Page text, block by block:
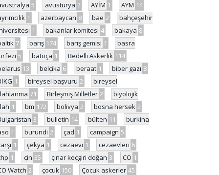
5 avusturya 2 AYİM 1 AYM 14
1 azerbaycan 8 bae 2
bahçeşehir
1 bakanlar komitesi 4 bakaya 8
7 barış 174 barış gemisi 1
basra
5 batoça 1 Bedelli Askerlik 114
13 belçika 6 beraat 1 biber gazı 8
1 bireysel başvuru 2
bireysel
71 Birleşmiş Milletler 2
biyolojik
1 bm 172 bolivya 2 bosna hersek 2
3 bulletin 14 bülten 11
burkina
1 burundi 2 çad 1 campaign 5
1 çekya 1 cezaevi 1 cezaevleri 6
1 çin 35 çınar koçgiri doğan 3 CO 1
Watch 2 çocuk 150 Çocuk askerler 45